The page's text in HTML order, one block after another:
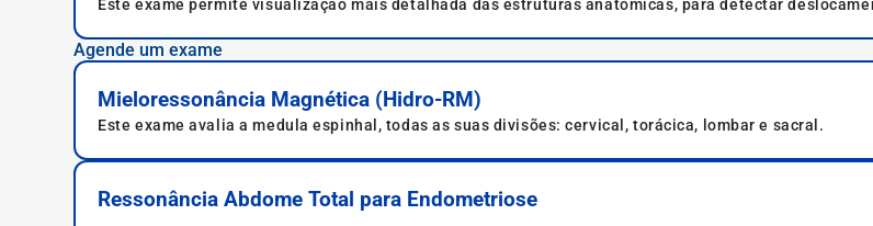
Este exame permite visualização mais detalhada das estruturas anatômicas, para detectar
Agende um exame
Mieloressonância Magnética (Hidro-RM)
Este exame avalia a medula espinhal, todas as suas divisões: cervical, torácica, lombar e sacral.
Ressonância Abdome Total para Endometriose